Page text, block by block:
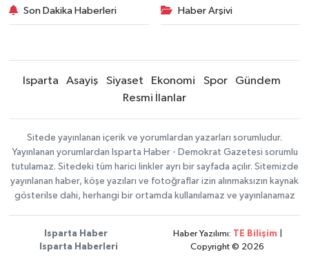
Son Dakika Haberleri Haber Arşivi
Isparta Asayiş Siyaset Ekonomi Spor
Gündem
Resmi İlanlar
Sitede yayınlanan içerik ve yorumlardan yazarları sorumludur.
Yayınlanan yorumlardan Isparta Haber - Demokrat Gazetesi sorumlu
tutulamaz. Sitedeki tüm harici linkler ayrı bir sayfada açılır. Sitemizde
yayınlanan haber, köşe yazıları ve fotoğraflar izin alınmaksızın kaynak
gösterilse dahi, herhangi bir ortamda kullanılamaz ve yayınlanamaz
Isparta Haber
Isparta Haberleri
Haber Yazılımı: TE Bilişim
Copyright © 2026